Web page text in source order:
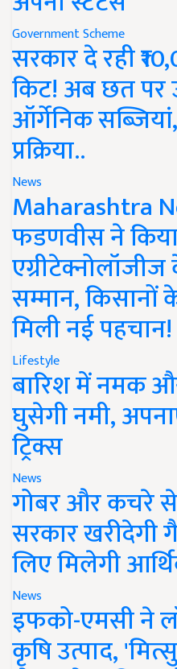
Government Scheme
सरकार दे रही
किट! अब छत पर
ऑर्गेनिक
प्रक्रिया..
News
Maharashtra
फडणवीस ने
सम्मान, किसानों
मिली नई पहचान!
Lifestyle
बारिश में नमक
घुसेगी नमी,
ट्रिक्स
News
गोबर और कचरे से
सरकार खरीदेगी
लिए मिलेगी
News
इफको-एमसी ने
कृषि उत्पाद,